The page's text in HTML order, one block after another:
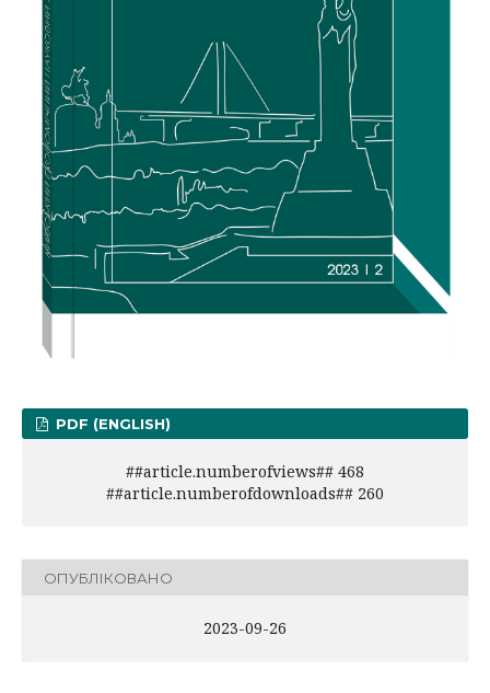
PDF (ENGLISH)
##article.numberofviews## 468
##article.numberofdownloads## 260
ОПУБЛІКОВАНО
2023-09-26